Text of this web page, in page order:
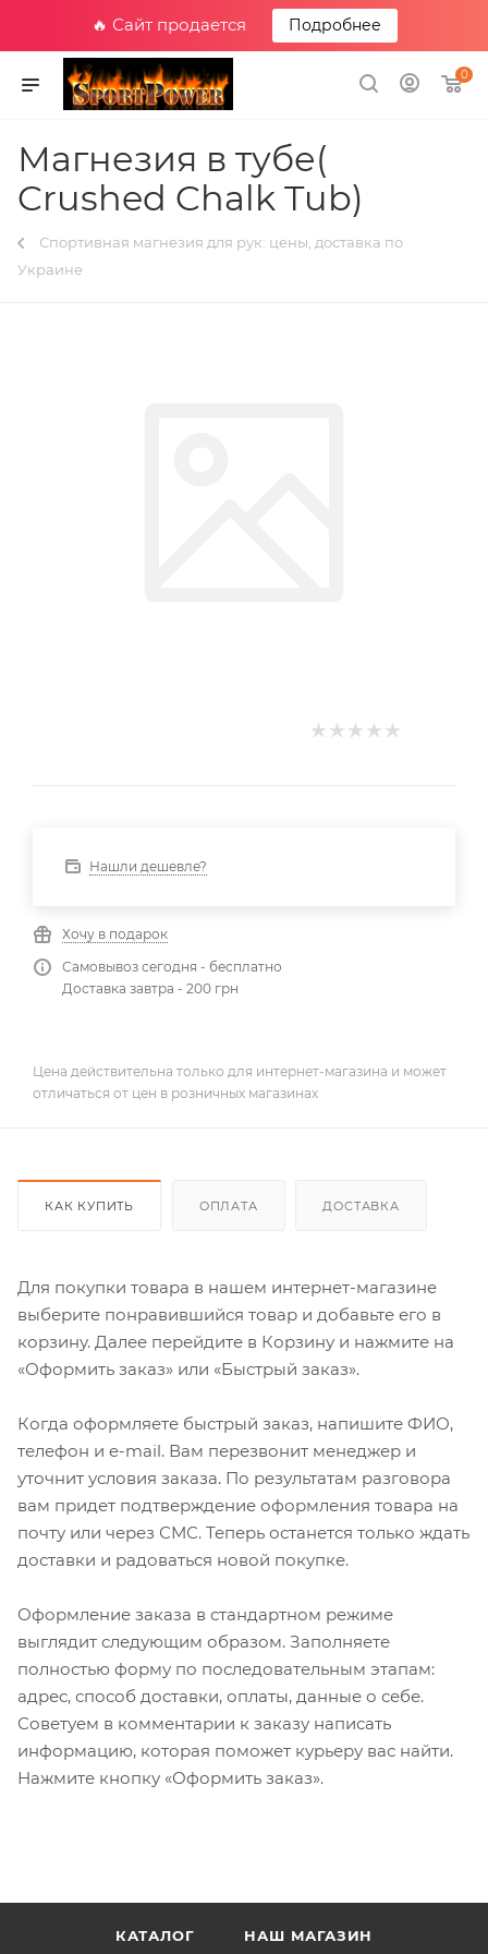
🔥 Сайт продается Подробнее
0
Магнезия в тубе(
Crushed Chalk Tub)
Спортивная магнезия для рук: цены, доставка по
Украине
Нашли дешевле?
Хочу в подарок
Самовывоз сегодня - бесплатно
Доставка завтра - 200 грн
Цена действительна только для интернет-магазина и может
отличаться от цен в розничных магазинах
КАК КУПИТЬ ОПЛАТА ДОСТАВКА
Для покупки товара в нашем интернет-магазине
выберите понравившийся товар и добавьте его в
корзину. Далее перейдите в Корзину и нажмите на
«Оформить заказ» или «Быстрый заказ».
Когда оформляете быстрый заказ, напишите ФИО,
телефон и e-mail. Вам перезвонит менеджер и
уточнит условия заказа. По результатам разговора
вам придет подтверждение оформления товара на
почту или через СМС. Теперь останется только ждать
доставки и радоваться новой покупке.
Оформление заказа в стандартном режиме
выглядит следующим образом. Заполняете
полностью форму по последовательным этапам:
адрес, способ доставки, оплаты, данные о себе.
Советуем в комментарии к заказу написать
информацию, которая поможет курьеру вас найти.
Нажмите кнопку «Оформить заказ».
КАТАЛОГ НАШ МАГАЗИН